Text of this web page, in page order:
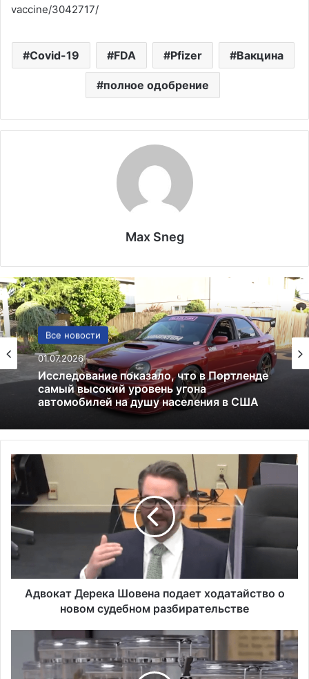
vaccine/3042717/
Covid-19 FDA Pfizer Вакцина
полное одобрение
Max Sneg
Все новости
01.07.2026
Исследование показало, что в Портленде
самый высокий уровень угона
автомобилей на душу населения в США
Лекарства и аптеки
05.05.2026
Глицин — это фейк или реальное
средство
А
д
в
о
а
т
Д
е
Адвокат Дерека Шовена подает ходатайство о
новом судебном разбирательстве